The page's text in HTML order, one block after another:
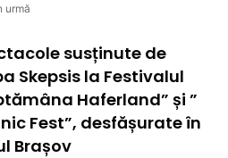
urmă
susținute de
Skepsis la Festivalul
Haferland” și ”
Fest”, desfășurate în
Brașov